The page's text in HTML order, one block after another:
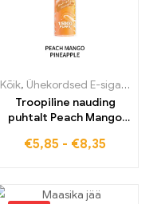
Kõik, Ühekordsed E-sigaretid
Troopiline nauding
puhtalt Peach Mango
mahlase segu jaoks ELF
€5,85 - €8,35